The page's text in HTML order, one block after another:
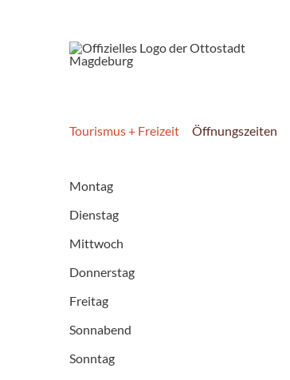
Tourismus + Freizeit Öffnungszeiten
Montag
Dienstag
Mittwoch
Donnerstag
Freitag
Sonnabend
Sonntag